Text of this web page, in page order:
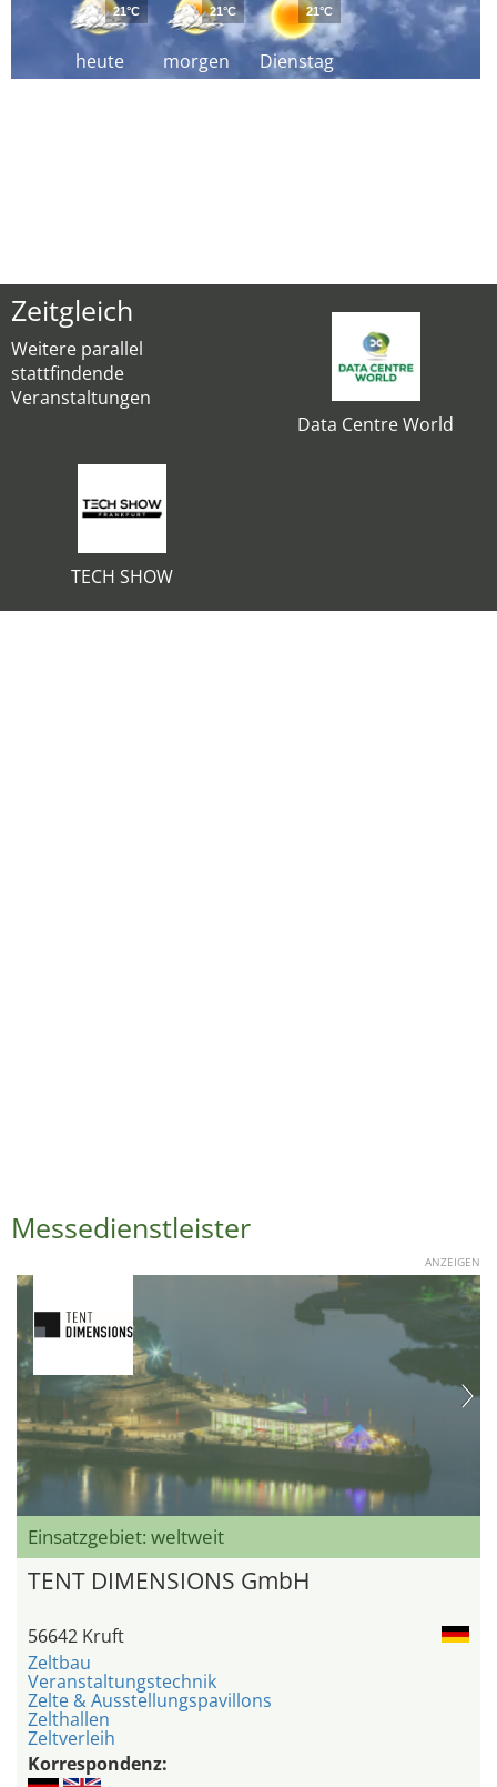
heute
21°C
morgen
21°C
Dienstag
21°C
Zeitgleich
Weitere parallel
stattfindende
Veranstaltungen
Data Centre World
TECH SHOW
Messedienstleister
ANZEIGEN
Einsatzgebiet: weltweit
TENT DIMENSIONS GmbH
56642 Kruft
Zeltbau
Veranstaltungstechnik
Zelte & Ausstellungspavillons
Zelthallen
Zeltverleih
Korrespondenz: